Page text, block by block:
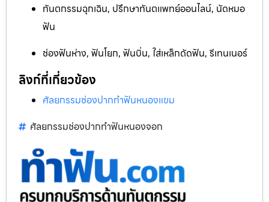
ทันตกรรมฉุกเฉิน, ปรึกษาทันตแพทย์ออนไลน์, นัดหมอ
ฟัน
ช่องฟันห่าง, ฟันโยก, ฟันบิ่น, ใส่เหล็กดัดฟัน, รีเทนเนอร์
ลิงก์ที่เกี่ยวข้อง
ศัลยกรรมช่องปากทำฟันหนองแขม
ศัลยกรรมช่องปากทำฟันหนองจอก